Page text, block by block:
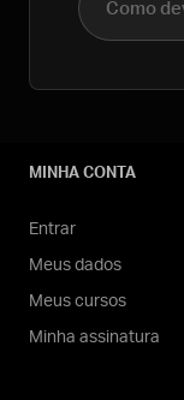
MINHA CONTA
Entrar
Meus dados
Meus cursos
Minha assinatura